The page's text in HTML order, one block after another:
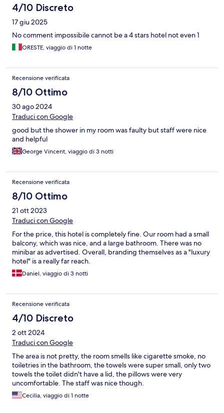
4/10 Discreto
17 giu 2025
No comment impossibile cannot be a 4 stars hotel not even 1
ORESTE, viaggio di 1 notte
Recensione verificata
8/10 Ottimo
30 ago 2024
Traduci con Google
good but the shower in my room was faulty but staff were nice
and helpful
George Vincent, viaggio di 3 notti
Recensione verificata
8/10 Ottimo
21 ott 2023
Traduci con Google
For the price, this hotel is completely fine. Our room had a small
balcony, which was nice, and a large bathroom. There was no
minibar as advertised. Overall, branding themselves as a "luxury
hotel" is a really far reach.
Daniel, viaggio di 3 notti
Recensione verificata
4/10 Discreto
2 ott 2024
Traduci con Google
The area is not pretty, the room smells like cigarette smoke, no
toiletries in the bathroom, the towels were super small, only two
towels the toilet didn't have a lid, the pillows were very
uncomfortable. The staff was nice though.
Cecilia, viaggio di 1 notte